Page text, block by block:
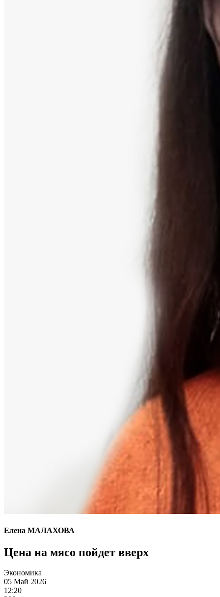
Елена МАЛАХОВА
Цена на мясо пойдет вверх
Экономика
05 Май 2026
12:20